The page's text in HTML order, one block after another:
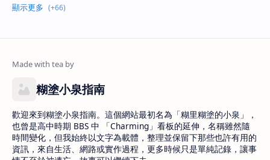
糊塗小泉指南
歡迎來到糊塗小泉指南。這個網站最初名為「糊里糊塗的小泉」，
也曾是高中時期 BBS 中 「Charming」看板的延伸，名稱雖然隨
時間變化，但我始終以文字為載體，整理並保留下那些也許有用的
資訊，來自生活、網路或實作過程，更多時候只是單純記錄，讓事